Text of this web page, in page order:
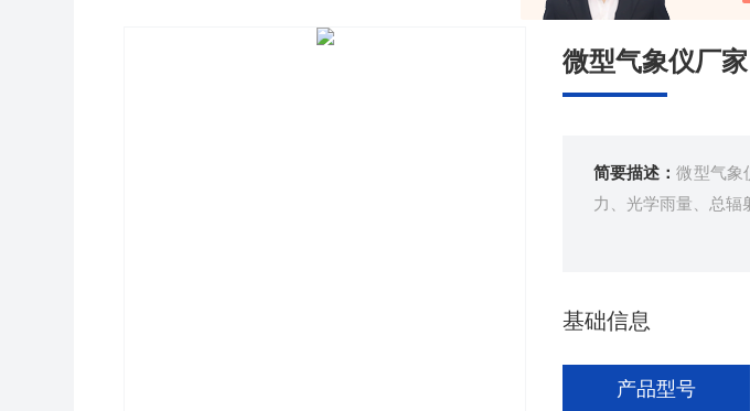
微型气象仪厂家
简要描述：微型气象
力、光学雨量、总辐
基础信息
产品型号